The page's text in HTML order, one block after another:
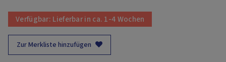
Verfügbar: Lieferbar in ca. 1-4 Wochen
Zur Merkliste hinzufügen